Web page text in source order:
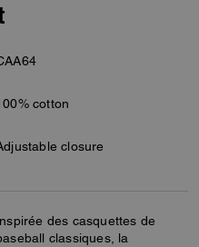
cotton
closure
des casquettes de
classiques, la